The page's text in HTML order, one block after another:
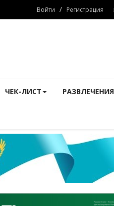
Войти / Регистрация
ЧЕК-ЛИСТ РАЗВЛЕЧЕНИЯ